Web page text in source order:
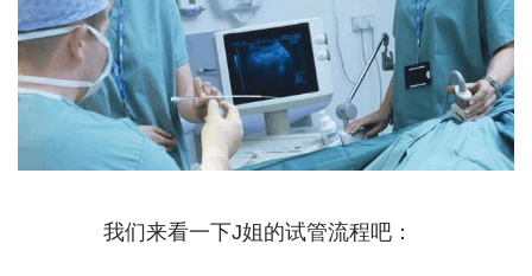
我们来看一下J姐的试管流程吧：